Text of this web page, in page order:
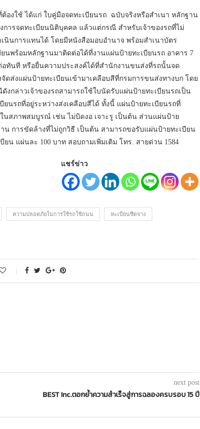
องใช้ ได้แก่ ใบคู่มือจดทะเบียนรถ ฉบับจริงหรือสำเนา หลักฐาน
การจดทะเบียนนิติบุคคล แล้วแต่กรณี สำหรับเจ้าของรถที่ไม่
นินการแทนได้ โดยมีหนังสือมอบอำนาจ พร้อมสำเนาบัตร
พร้อมหลักฐานมาติดต่อได้ที่งานแผ่นป้ายทะเบียนรถ อาคาร 7
ทันที หรือยื่นความประสงค์ได้ที่สำนักงานขนส่งที่รถนั้นจด
ส่งแผ่นป้ายทะเบียนเข้ามาเคลือบสีที่กรมการขนส่งทางบก โดย
งกล่าวเจ้าของรถสามารถใช้ใบนัดรับแผ่นป้ายทะเบียนรถเป็น
นรถที่อยู่ระหว่างส่งเคลือบสีได้ ทั้งนี้ แผ่นป้ายทะเบียนรถที่
นสภาพสมบูรณ์ เช่น ไม่บิดงอ เจาะรู เป็นต้น ส่วนแผ่นป้าย
น การขัดล้างที่ไม่ถูกวิธี เป็นต้น สามารถขอรับแผ่นป้ายทะเบียน
น แผ่นละ 100 บาท สอบถามเพิ่มเติม โทร. สายด่วน 1584
แชร์ข่าว
ความปลอดภัยในการใช้รถใช้ถนน ทะเบียนซีดจาง
next post
BEST Inc.ตอกย้ำความสำเร็จสู่การฉลองครบรอบ 15 ปี